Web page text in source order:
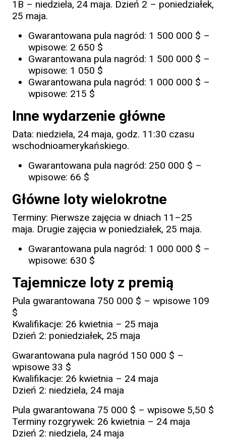
1B – niedziela, 24 maja. Dzień 2 – poniedziałek,
25 maja.
Gwarantowana pula nagród: 1 500 000 $ –
wpisowe: 2 650 $
Gwarantowana pula nagród: 1 500 000 $ –
wpisowe: 1 050 $
Gwarantowana pula nagród: 1 000 000 $ –
wpisowe: 215 $
Inne wydarzenie główne
Data: niedziela, 24 maja, godz. 11:30 czasu
wschodnioamerykańskiego.
Gwarantowana pula nagród: 250 000 $ –
wpisowe: 66 $
Główne loty wielokrotne
Terminy: Pierwsze zajęcia w dniach 11–25
maja. Drugie zajęcia w poniedziałek, 25 maja.
Gwarantowana pula nagród: 1 000 000 $ –
wpisowe: 630 $
Tajemnicze loty z premią
Pula gwarantowana 750 000 $ – wpisowe 109
$
Kwalifikacje: 26 kwietnia – 25 maja
Dzień 2: poniedziałek, 25 maja
Gwarantowana pula nagród 150 000 $ –
wpisowe 33 $
Kwalifikacje: 26 kwietnia – 24 maja
Dzień 2: niedziela, 24 maja
Pula gwarantowana 75 000 $ – wpisowe 5,50 $
Terminy rozgrywek: 26 kwietnia – 24 maja
Dzień 2: niedziela, 24 maja